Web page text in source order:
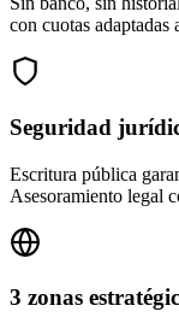
con cuotas adaptadas
Seguridad
Escritura pública
Asesoramiento legal
3 zonas